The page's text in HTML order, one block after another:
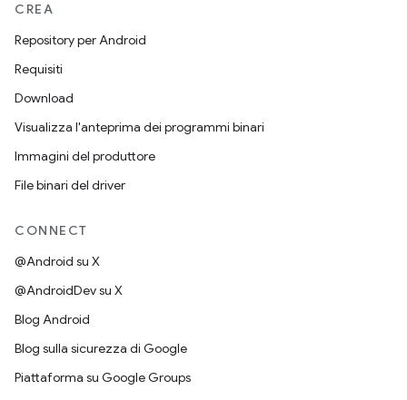
CREA
Repository per Android
Requisiti
Download
Visualizza l'anteprima dei programmi binari
Immagini del produttore
File binari del driver
CONNECT
@Android su X
@AndroidDev su X
Blog Android
Blog sulla sicurezza di Google
Piattaforma su Google Groups